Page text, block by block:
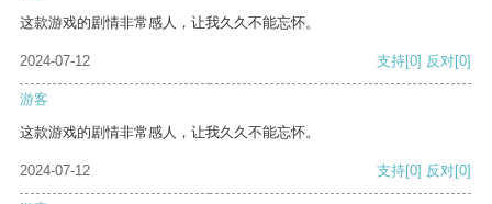
这款游戏的剧情非常感人，让我久久不能忘怀。
2024-07-12 支持[0] 反对[0]
游客
这款游戏的剧情非常感人，让我久久不能忘怀。
2024-07-12 支持[0] 反对[0]